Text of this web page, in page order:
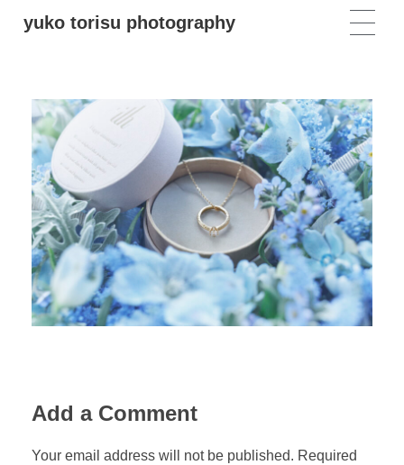
yuko torisu photography
Add a Comment
Your email address will not be published. Required